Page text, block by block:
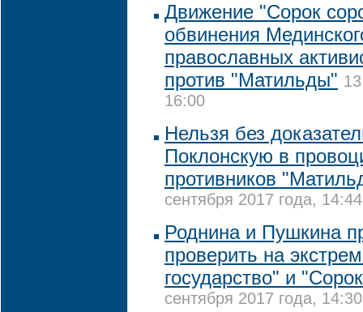
Движение "Сорок
обвинения
православных
против "Матильды"
16:00
Нельзя без
Поклонскую в
противников
сентября 2017 года, 14:44
Роднина и Пушкина
проверить на
государство" и
сентября 2017 года, 14:30